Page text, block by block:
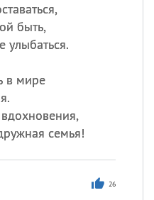
быть,
улыбаться.
в мире
семья!
26